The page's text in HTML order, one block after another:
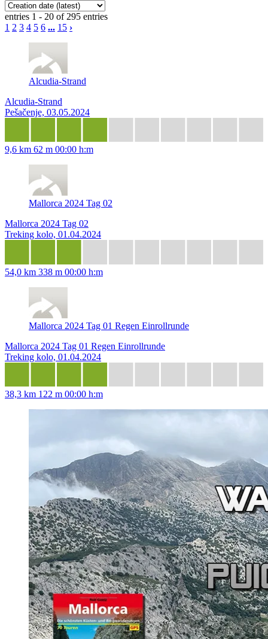
entries 1 - 20 of 295 entries
1 2 3 4 5 6 ... 15 ›
Alcudia-Strand
Alcudia-Strand
Pešačenje, 03.05.2024
9,6 km 62 m 00:00 h:m
Mallorca 2024 Tag 02
Mallorca 2024 Tag 02
Treking kolo, 01.04.2024
54,0 km 338 m 00:00 h:m
Mallorca 2024 Tag 01 Regen Einrollrunde
Mallorca 2024 Tag 01 Regen Einrollrunde
Treking kolo, 01.04.2024
38,3 km 122 m 00:00 h:m